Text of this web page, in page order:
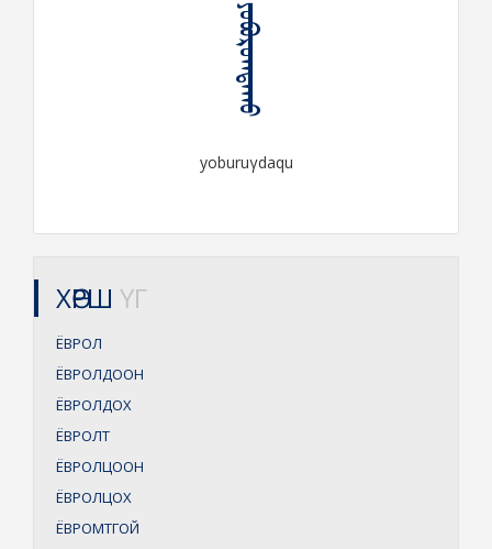
ᠶᠣᠪᠤᠷᠤᠭᠳᠠᠬᠤ
yoburuγdaqu
ХӨРШ ҮГ
ЁВРОЛ
ЁВРОЛДООН
ЁВРОЛДОХ
ЁВРОЛТ
ЁВРОЛЦООН
ЁВРОЛЦОХ
ЁВРОМТГОЙ